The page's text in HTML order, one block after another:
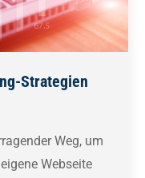
Strategien
Weg, um
Webseite